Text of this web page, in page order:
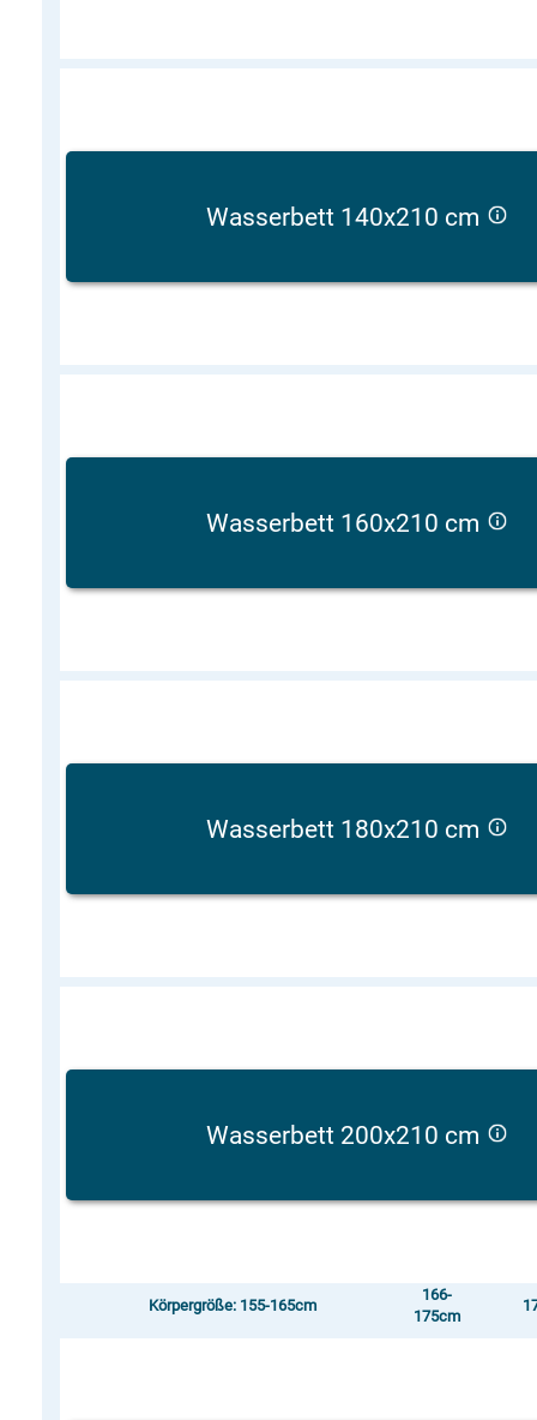
Wasserbett 140x210 cm
Wasserbett 160x210 cm
Wasserbett 180x210 cm
Wasserbett 200x210 cm
Körpergröße: 155-165cm
166-
175cm